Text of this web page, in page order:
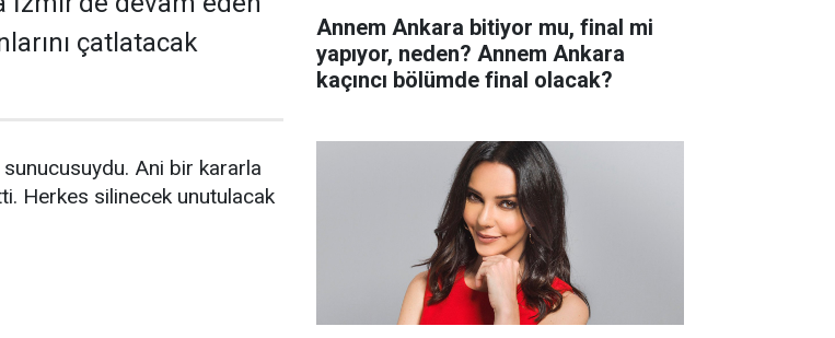
çatlatacak
Ani bir kararla
Herkes silinecek unutulacak
Annem Ankara bitiyor mu, final mi
yapıyor, neden? Annem Ankara
kaçıncı bölümde final olacak?